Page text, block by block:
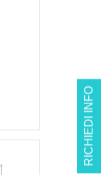
RICHIEDI INFO